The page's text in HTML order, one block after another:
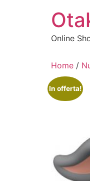
Online
Home /
In offerta!